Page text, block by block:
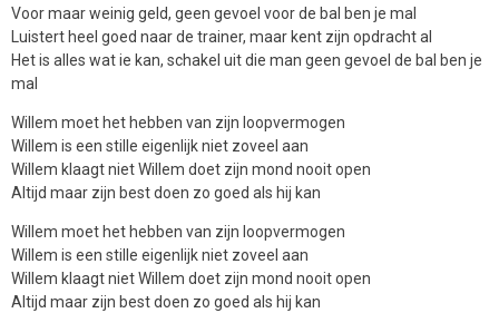
Voor maar weinig geld, geen gevoel voor de bal ben je mal
Luistert heel goed naar de trainer, maar kent zijn opdracht al
Het is alles wat ie kan, schakel uit die man geen gevoel de bal ben je
mal
Willem moet het hebben van zijn loopvermogen
Willem is een stille eigenlijk niet zoveel aan
Willem klaagt niet Willem doet zijn mond nooit open
Altijd maar zijn best doen zo goed als hij kan
Willem moet het hebben van zijn loopvermogen
Willem is een stille eigenlijk niet zoveel aan
Willem klaagt niet Willem doet zijn mond nooit open
Altijd maar zijn best doen zo goed als hij kan